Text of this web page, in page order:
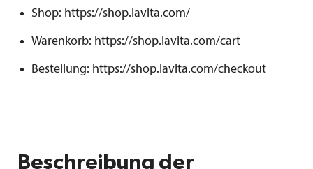
​Shop: https://shop.lavita.com/
Warenkorb: https://shop.lavita.com/cart
Bestellung: https://shop.lavita.com/checkout​
Beschreibung der